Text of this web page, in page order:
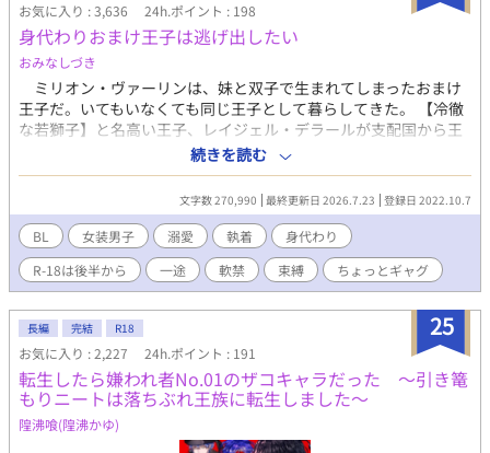
お気に入り : 3,636 24h.ポイント : 198
身代わりおまけ王子は逃げ出したい
おみなしづき
ミリオン・ヴァーリンは、妹と双子で生まれてしまったおまけ
王子だ。いてもいなくても同じ王子として暮らしてきた。 【冷徹
な若獅子】と名高い王子、レイジェル・デラールが支配国から王
女を集めて結婚相手を選ぶ事にしたらしい。 ミリオンの双子の
妹であるミリアンナは行きたくないと駄々を捏ねた。 そこで王
女が可愛くて仕方ない国王の考えた作戦は、替え玉──。 双子
の王子であるミリオンに矛先が行く。 初めての顔合わせでレイ
ジェルは言った。 「この結婚は、王太子としての義務だ」 男で
あるミリオンは義務すら果たせない。絶対に帰らなきゃ！と思っ
たけれど、なぜだかミリオンは婚約者候補から外れない。 無理
があると思いながらも、他国の王女をニコニコと笑顔でかわしな
がら、どうにか穏便に婚約者候補から外れようと画策する。そん
なミリオンの奮闘記。 ※R18シーンは後半の予定。＊が付いてい
るものはR18です。 ※特殊設定はありません。普通に女性もい
て、男同士での結婚はできない世界です。 ※残酷な描写もありま
す。記載を忘れていました。残酷な描写ありです。
続きを読む
文字数 270,990 最終更新日 2026.7.23 登録日 2022.10.7
BL 女装男子 溺愛 執着
身代わり
R-18は後半から
一途 軟禁 束縛 ちょっとギャグ
25
長編 完結 R18
お気に入り : 2,227 24h.ポイント : 191
転生したら嫌われ者No.01のザコキャラだった 〜引き篭
もりニートは落ちぶれ王族に転生しました〜
隍沸喰(隍沸かゆ)